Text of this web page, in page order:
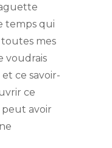
temps qui
mes
voudrais
ce savoir-
ce
avoir